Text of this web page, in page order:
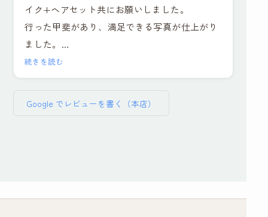
チもその場で説明を
受けながら行ってい
ただき、納得のいく
仕上がりでデータも
種類多く頂けまし
ますし、他店が
11,000円だったこと
流れ作業ではなく、
したい。
員証に使っても問題
ないくらい綺麗に仕
上げていただき、デ
ータも即日送ってい
ただけたので大変助
着後すぐ落とそうと
た。ヘアメイクを実
際にしながらポイン
ていただきとても為
ト証明写真機とは全
イク+ヘアセット共にお願いしました。
行った甲斐があり、満足できる写真が仕上がり
ました。
セット、写真6枚、写真データ送付で約
¥16,000、証明写真のボックスに入って撮れば
イメージがわかずにいました。
続きを読む
Google でレビューを書く（本店）